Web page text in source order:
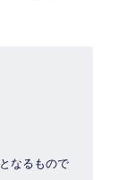
なるもので